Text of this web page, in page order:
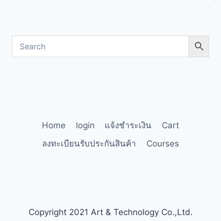
Home login แจ้งชำระเงิน
Cart
ลงทะเบียนรับประกันสินค้า
Courses
Copyright 2021 Art & Technology Co.,Ltd.